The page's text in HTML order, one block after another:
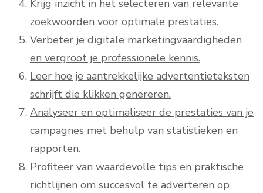
Krijg inzicht in het selecteren van relevante
zoekwoorden voor optimale prestaties.
Verbeter je digitale marketingvaardigheden
en vergroot je professionele kennis.
Leer hoe je aantrekkelijke advertentieteksten
schrijft die klikken genereren.
Analyseer en optimaliseer de prestaties van je
campagnes met behulp van statistieken en
rapporten.
Profiteer van waardevolle tips en praktische
richtlijnen om succesvol te adverteren op